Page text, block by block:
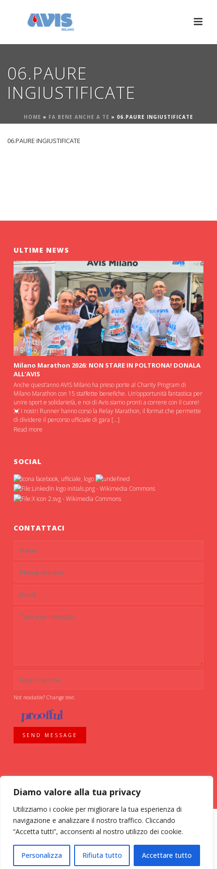
Diamo valore alla tua privacy
Utilizziamo i cookie per migliorare la tua esperienza di
navigazione e analizzare il nostro traffico. Cliccando
“Accetta tutti”, acconsenti al nostro utilizzo dei cookie.
Personalizza Rifiuta tutto Accettare tutto
06.PAURE
INGIUSTIFICATE
HOME » FA BENE ANCHE A TE » 06.PAURE INGIUSTIFICATE
06.PAURE INGIUSTIFICATE
ULTIME NEWS
Milano Marathon 2026: NON STARE IN POLTRONA! DONALA
ALL’AVIS
Anche quest’anno AVIS Milano ha preso porte al Charity Program di
Milano Marathon con 15 staffette benefiche. Un’opportunità fantastica per
unire sport e solidarietà, e noi di Avis siamo pronti a correre con il cuore!
💓 I nostri Runner hanno corso la Relay Marathon, il format che permette
di dividere il percorso ufficiale di gara […]
Read more
SOCIAL
CONTATTACI
Not readable? Change text.
SEND MESSAGE
ASSOCIAZIONE VOLONTARI ITALIANI SANGUE - AVIS COMUNALE MILANO -